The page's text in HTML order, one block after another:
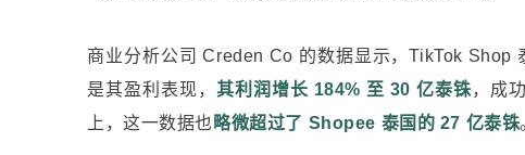
商业分析公司 Creden Co 的数据显示，TikTok Shop
是其盈利表现， 其利润增长 184% 至 30 亿泰铢，成
上，这一数据也 略微超过了 Shopee 泰国的 27 亿泰铢